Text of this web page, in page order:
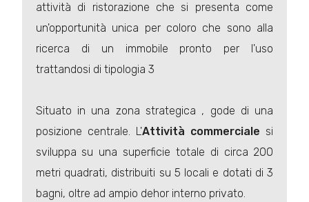
attività di ristorazione che si presenta come
un'opportunità unica per coloro che sono alla
ricerca di un immobile pronto per l'uso
trattandosi di tipologia 3
Situato in una zona strategica , gode di una
posizione centrale. L'Attività commerciale si
sviluppa su una superficie totale di circa 200
metri quadrati, distribuiti su 5 locali e dotati di 3
bagni, oltre ad ampio dehor interno privato.